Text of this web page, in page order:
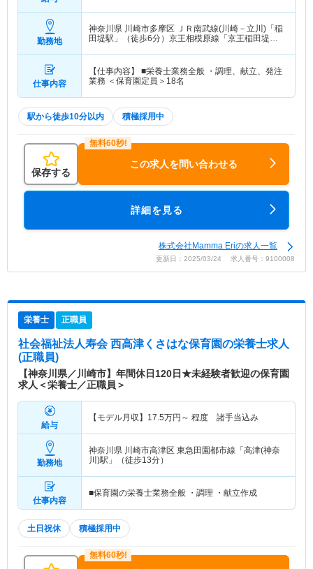
勤務地
神奈川県 川崎市多摩区 ＪＲ南武線(川崎－立川)「稲
田堤駅」（徒歩6分）京王相模原線「京王稲田堤
仕事内容
【仕事内容】 ■栄養士業務全般 ・調理、献立、発注
業務 ＜保育園定員＞18名
駅から徒歩10分以内 積極採用中
保存する
この求人を問い合わせる
詳細を見る
株式会社Mamma Eriの求人一覧
更新日：2025/03/24 求人番号：9100008
栄養士 正職員
社会福祉法人寿会 西高津くさはな保育園の栄養士求人
(正職員)
【神奈川県／川崎市】年間休日120日★未経験者歓迎の保育園
求人＜栄養士／正職員＞
給与
【モデル月収】 17.5万円～ 程度 諸手当込み
勤務地
神奈川県 川崎市高津区 東急田園都市線「高津(神奈
川)駅」（徒歩13分）
仕事内容
■保育園の栄養士業務全般 ・調理 ・献立作成
土日祝休 積極採用中